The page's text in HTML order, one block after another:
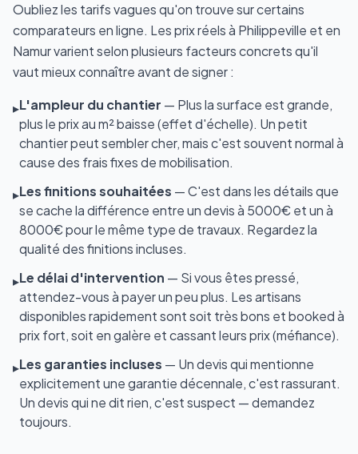
Oubliez les tarifs vagues qu'on trouve sur certains
comparateurs en ligne. Les prix réels à Philippeville et en
Namur varient selon plusieurs facteurs concrets qu'il
vaut mieux connaître avant de signer :
▸L'ampleur du chantier — Plus la surface est grande,
plus le prix au m² baisse (effet d'échelle). Un petit
chantier peut sembler cher, mais c'est souvent normal à
cause des frais fixes de mobilisation.
▸Les finitions souhaitées — C'est dans les détails que
se cache la différence entre un devis à 5000€ et un à
8000€ pour le même type de travaux. Regardez la
qualité des finitions incluses.
▸Le délai d'intervention — Si vous êtes pressé,
attendez-vous à payer un peu plus. Les artisans
disponibles rapidement sont soit très bons et booked à
prix fort, soit en galère et cassant leurs prix (méfiance).
▸Les garanties incluses — Un devis qui mentionne
explicitement une garantie décennale, c'est rassurant.
Un devis qui ne dit rien, c'est suspect — demandez
toujours.